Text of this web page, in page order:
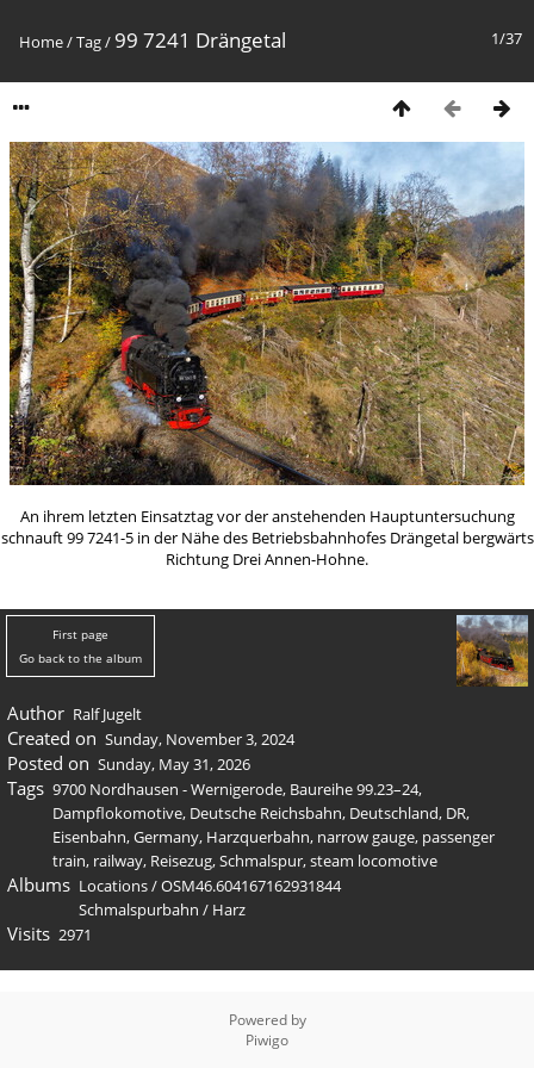
1/37
Home/Tag/ 99 7241 Drängetal
An ihrem letzten Einsatztag vor der anstehenden Hauptuntersuchung
schnauft 99 7241-5 in der Nähe des Betriebsbahnhofes Drängetal bergwärts
Richtung Drei Annen-Hohne.
First page
Go back to the album
Author Ralf Jugelt
Created on Sunday, November 3, 2024
Posted on Sunday, May 31, 2026
Tags 9700 Nordhausen - Wernigerode, Baureihe 99.23–24,
Dampflokomotive, Deutsche Reichsbahn, Deutschland, DR,
Eisenbahn,Germany, Harzquerbahn, narrow gauge, passenger
train, railway, Reisezug,Schmalspur,steam locomotive
Albums Locations/OSM46.604167162931844
Schmalspurbahn / Harz
Visits 2971
Powered by
Piwigo